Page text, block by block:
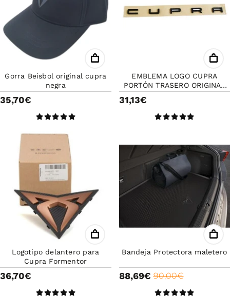
Gorra Beisbol original cupra
negra
35,70€
EMBLEMA LOGO CUPRA
PORTÓN TRASERO ORIGINAL
SEAT LEON 5F
31,13€
Logotipo delantero para
Cupra Formentor
36,70€
Bandeja Protectora maletero
90,00€
88,69€